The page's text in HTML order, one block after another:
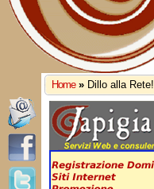
Home » Dillo alla Rete!